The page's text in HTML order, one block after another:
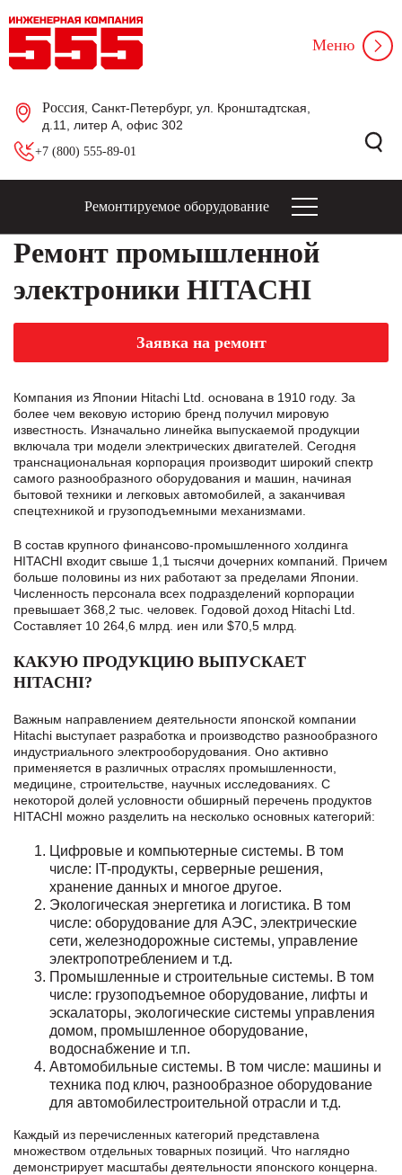
Россия , Санкт-Петербург, ул. Кронштадтская,
д.11, литер А, офис 302
+7 (800) 555-89-01
Меню
Ремонтируемое оборудование
Ремонт промышленной
электроники HITACHI
Заявка на ремонт
Компания из Японии Hitachi Ltd. основана в 1910 году. За
более чем вековую историю бренд получил мировую
известность. Изначально линейка выпускаемой продукции
включала три модели электрических двигателей. Сегодня
транснациональная корпорация производит широкий спектр
самого разнообразного оборудования и машин, начиная
бытовой техники и легковых автомобилей, а заканчивая
спецтехникой и грузоподъемными механизмами.
В состав крупного финансово-промышленного холдинга
HITACHI входит свыше 1,1 тысячи дочерних компаний. Причем
больше половины из них работают за пределами Японии.
Численность персонала всех подразделений корпорации
превышает 368,2 тыс. человек. Годовой доход Hitachi Ltd.
Составляет 10 264,6 млрд. иен или $70,5 млрд.
КАКУЮ ПРОДУКЦИЮ ВЫПУСКАЕТ
HITACHI?
Важным направлением деятельности японской компании
Hitachi выступает разработка и производство разнообразного
индустриального электрооборудования. Оно активно
применяется в различных отраслях промышленности,
медицине, строительстве, научных исследованиях. С
некоторой долей условности обширный перечень продуктов
HITACHI можно разделить на несколько основных категорий:
Цифровые и компьютерные системы. В том
числе: IT-продукты, серверные решения,
хранение данных и многое другое.
Экологическая энергетика и логистика. В том
числе: оборудование для АЭС, электрические
сети, железнодорожные системы, управление
электропотреблением и т.д.
Промышленные и строительные системы. В том
числе: грузоподъемное оборудование, лифты и
эскалаторы, экологические системы управления
домом, промышленное оборудование,
водоснабжение и т.п.
Автомобильные системы. В том числе: машины и
техника под ключ, разнообразное оборудование
для автомобилестроительной отрасли и т.д.
Каждый из перечисленных категорий представлена
множеством отдельных товарных позиций. Что наглядно
демонстрирует масштабы деятельности японского концерна.